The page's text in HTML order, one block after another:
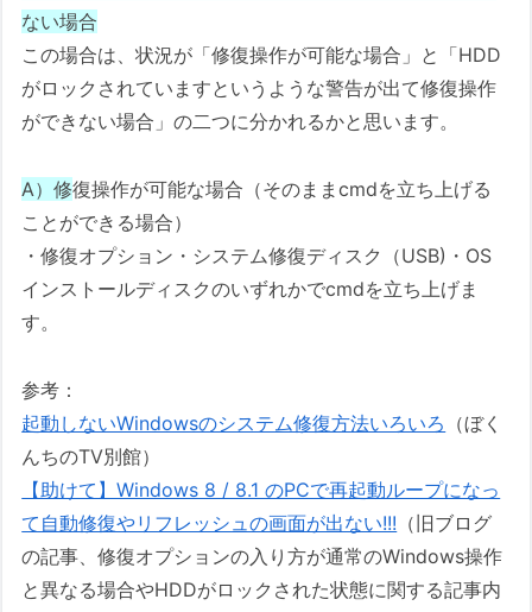
ない場合
この場合は、状況が「修復操作が可能な場合」と「HDD
がロックされていますというような警告が出て修復操作
ができない場合」の二つに分かれるかと思います。
A）修復操作が可能な場合（そのままcmdを立ち上げる
ことができる場合）
・修復オプション・システム修復ディスク（USB)・OS
インストールディスクのいずれかでcmdを立ち上げま
す。
参考：
起動しないWindowsのシステム修復方法いろいろ （ぼく
んちのTV別館）
【助けて】Windows 8 / 8.1 のPCで再起動ループになっ
て自動修復やリフレッシュの画面が出ない!!! （旧ブログ
の記事、修復オプションの入り方が通常のWindows操作
と異なる場合やHDDがロックされた状態に関する記事内